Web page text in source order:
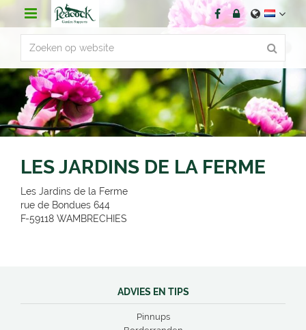
r
n
t
LES JARDINS DE LA FERME
Les Jardins de la Ferme
rue de Bondues 644
F-59118 WAMBRECHIES
ADVIES EN TIPS
Pinnups